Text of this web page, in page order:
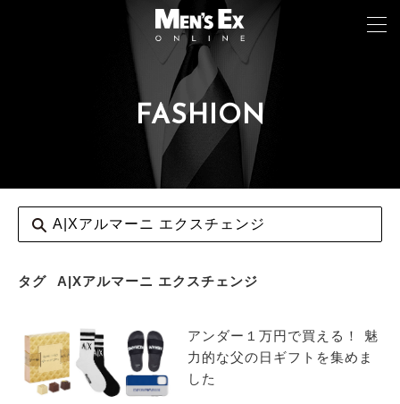
FASHION
タグ A|Xアルマーニ エクスチェンジ
アンダー１万円で買える！ 魅
力的な父の日ギフトを集めま
した
CAR&BIKE
LIFESTYLE
MAGAZINE
ABOUT SITE